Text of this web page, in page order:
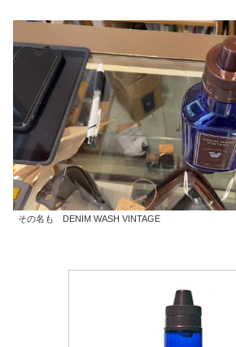
その名も DENIM WASH VINTAGE